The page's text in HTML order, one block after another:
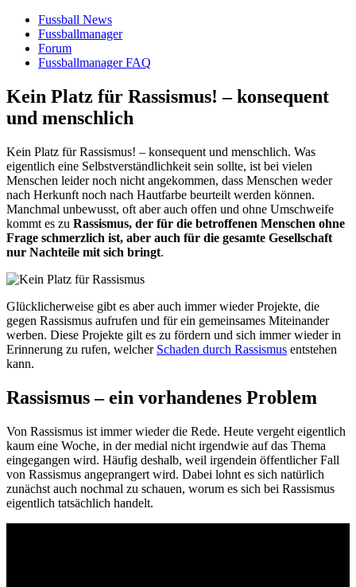
Fussball News
Fussballmanager
Forum
Fussballmanager FAQ
Kein Platz für Rassismus! – konsequent
und menschlich
Kein Platz für Rassismus! – konsequent und menschlich. Was
eigentlich eine Selbstverständlichkeit sein sollte, ist bei vielen
Menschen leider noch nicht angekommen, dass Menschen weder
nach Herkunft noch nach Hautfarbe beurteilt werden können.
Manchmal unbewusst, oft aber auch offen und ohne Umschweife
kommt es zu Rassismus, der für die betroffenen Menschen ohne
Frage schmerzlich ist, aber auch für die gesamte Gesellschaft
nur Nachteile mit sich bringt.
Glücklicherweise gibt es aber auch immer wieder Projekte, die
gegen Rassismus aufrufen und für ein gemeinsames Miteinander
werben. Diese Projekte gilt es zu fördern und sich immer wieder in
Erinnerung zu rufen, welcher Schaden durch Rassismus entstehen
kann.
Rassismus – ein vorhandenes Problem
Von Rassismus ist immer wieder die Rede. Heute vergeht eigentlich
kaum eine Woche, in der medial nicht irgendwie auf das Thema
eingegangen wird. Häufig deshalb, weil irgendein öffentlicher Fall
von Rassismus angeprangert wird. Dabei lohnt es sich natürlich
zunächst auch nochmal zu schauen, worum es sich bei Rassismus
eigentlich tatsächlich handelt.